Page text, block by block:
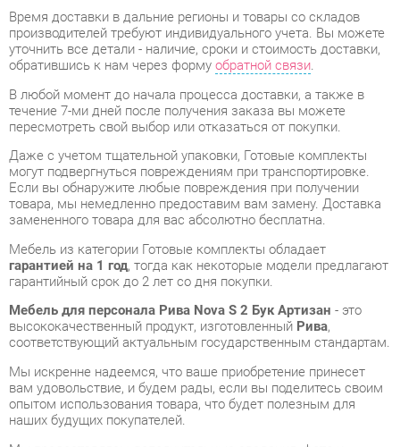
В любой момент до начала процесса доставки, а также в
течение 7-ми дней после получения заказа вы можете
пересмотреть свой выбор или отказаться от покупки.
Даже с учетом тщательной упаковки, Готовые комплекты
могут подвергнуться повреждениям при транспортировке.
Если вы обнаружите любые повреждения при получении
товара, мы немедленно предоставим вам замену. Доставка
замененного товара для вас абсолютно бесплатна.
Мебель из категории Готовые комплекты обладает
гарантией на 1 год, тогда как некоторые модели предлагают
гарантийный срок до 2 лет со дня покупки.
высококачественный продукт, изготовленныйРива,
соответствующий актуальным государственным стандартам.
вам удовольствие, и будем рады, если вы поделитесь своим
опытом использования товара, что будет полезным для
наших будущих покупателей.
Мы предоставляем дополнительные сведения, фото и
обзоры продукции, которые вы можете получить,
связавшись с нами через форму на сайте, электронную
почту, звонок в Екатеринбург или через мессенджеры Skype,
Telegram и WhatsApp.